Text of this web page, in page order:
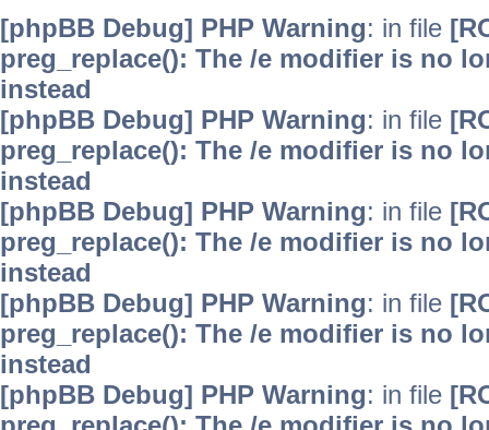
[phpBB Debug] PHP Warning: in file
preg_replace(): The /e modifier is no
instead
[phpBB Debug] PHP Warning: in file
preg_replace(): The /e modifier is no
instead
[phpBB Debug] PHP Warning: in file
preg_replace(): The /e modifier is no
instead
[phpBB Debug] PHP Warning: in file
preg_replace(): The /e modifier is no
instead
[phpBB Debug] PHP Warning: in file